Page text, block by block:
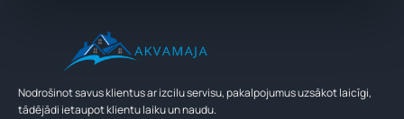
Nodrošinot savus klientus ar izcilu servisu, pakalpojumus uzsākot laicīgi,
tādējādi ietaupot klientu laiku un naudu.